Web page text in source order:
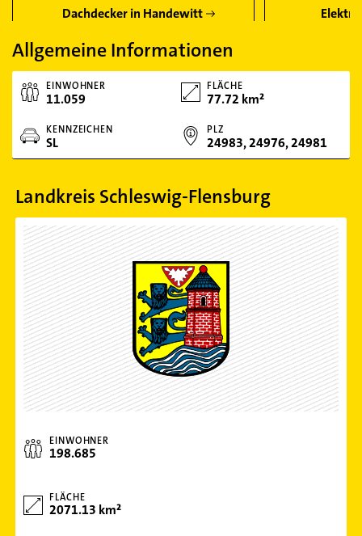
Dachdecker in Handewitt
Allgemeine Informationen
EINWOHNER
11.059
FLÄCHE
77.72 km²
KENNZEICHEN
SL
PLZ
24983, 24976, 24981
Landkreis Schleswig-Flensburg
EINWOHNER
198.685
FLÄCHE
2071.13 km²